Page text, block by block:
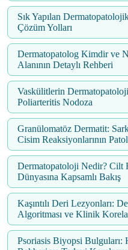
Sık Yapılan
Çözüm Yolları
Dermatopatolog Kimdir ve
Alanının Detaylı Rehberi
Vaskülitlerin
Poliarteritis Nodoza
Granülomatöz Dermatit:
Cisim Reaksiyonlarının
Dermatopatoloji Nedir? Cilt
Dünyasına Kapsamlı Bakış
Kaşıntılı Deri Lezyonları:
Algoritması ve Klinik
Psoriasis Biyopsi